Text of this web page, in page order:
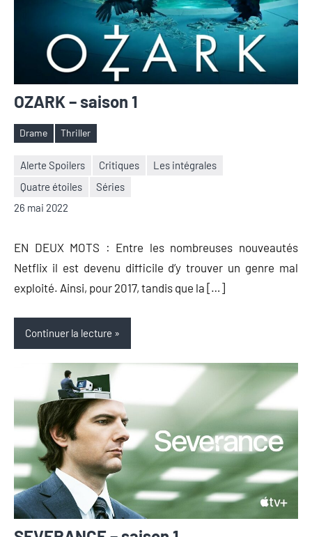
OZARK – saison 1
Étiquettes
Drame Thriller
Alerte Spoilers Critiques
Les intégrales
Quatre étoiles
Séries
26 mai 2022
Nicolas
Auger
Aucun
commentaire
EN DEUX MOTS : Entre les nombreuses nouveautés
Netflix il est devenu difficile d’y trouver un genre mal
exploité. Ainsi, pour 2017, tandis que la […]
Continuer la lecture